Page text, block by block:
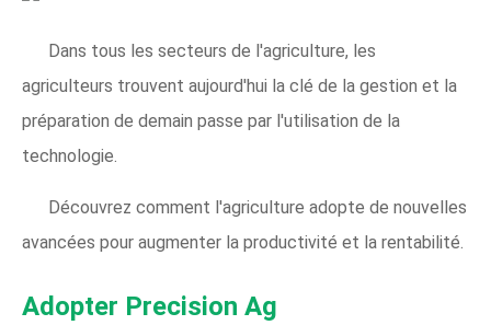
Dans tous les secteurs de l'agriculture, les
agriculteurs trouvent aujourd'hui la clé de la gestion et la
préparation de demain passe par l'utilisation de la
technologie.
Découvrez comment l'agriculture adopte de nouvelles
avancées pour augmenter la productivité et la rentabilité.
Adopter Precision Ag